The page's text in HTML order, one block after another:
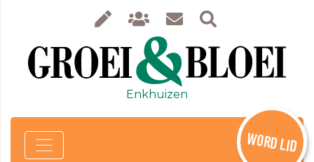
Enkhuizen
WORD LID